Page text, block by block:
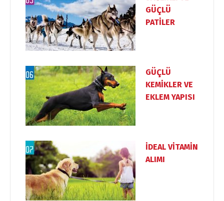
GÜÇLÜ
PATİLER
GÜÇLÜ
KEMİKLER VE
EKLEM YAPISI
İDEAL VİTAMİN
ALIMI